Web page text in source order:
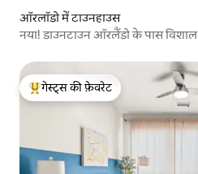
ऑरलॉडो में टाउनहाउस
नया! डाउनटाउन ऑरलैंडो के पास
गेस्ट्स का टॉप फ़ेवरेट
गेस्ट्स की फ़ेवरेट